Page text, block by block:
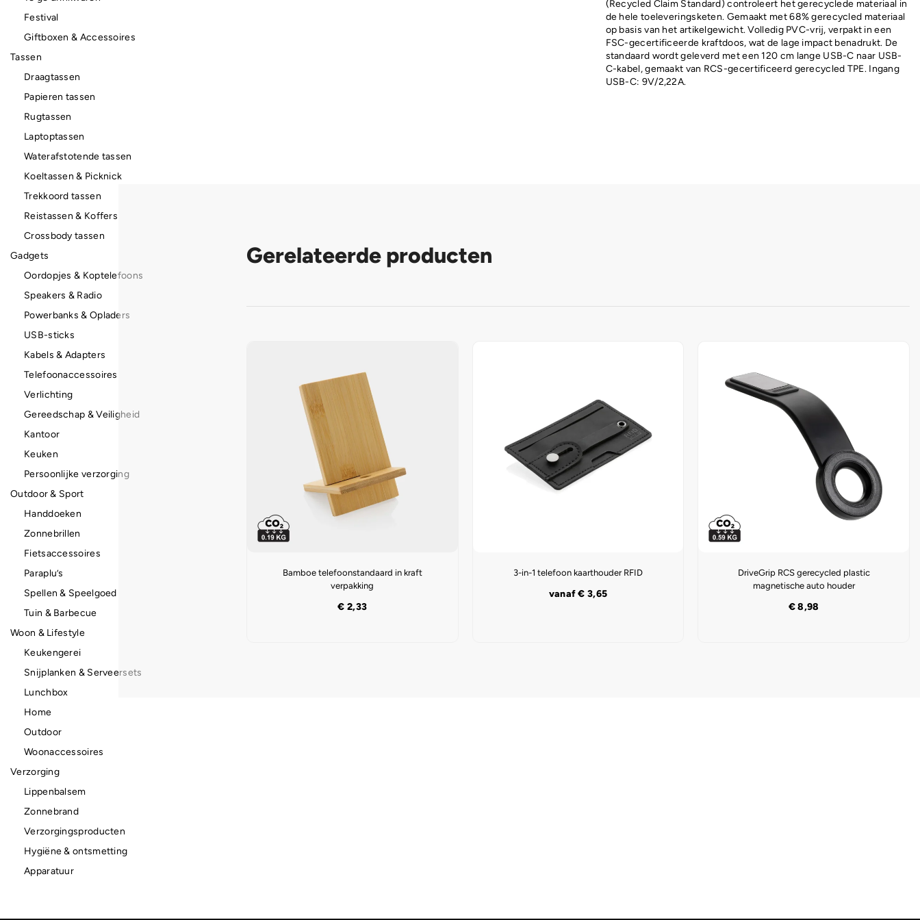
(Recycled Claim Standard) controleert het gerecyclede materiaal in
de hele toeleveringsketen. Gemaakt met 68% gerecycled materiaal
op basis van het artikelgewicht. Volledig PVC-vrij, verpakt in een
FSC-gecertificeerde kraftdoos, wat de lage impact benadrukt. De
standaard wordt geleverd met een 120 cm lange USB-C naar USB-
C-kabel, gemaakt van RCS-gecertificeerd gerecycled TPE. Ingang
USB-C: 9V/2,22A.
Gerelateerde producten
Bamboe telefoonstandaard in kraft
verpakking
€ 2,33
3-in-1 telefoon kaarthouder RFID
vanaf € 3,65
DriveGrip RCS gerecycled plastic
magnetische auto houder
€8,98
Festival
Giftboxen & Accessoires
Tassen
Draagtassen
Papieren tassen
Rugtassen
Laptoptassen
Waterafstotende tassen
Koeltassen & Picknick
Trekkoord tassen
Reistassen & Koffers
Crossbody tassen
Gadgets
Oordopjes & Koptelefoons
Speakers & Radio
Powerbanks & Opladers
USB-sticks
Kabels & Adapters
Telefoonaccessoires
Verlichting
Gereedschap & Veiligheid
Kantoor
Keuken
Persoonlijke verzorging
Outdoor & Sport
Handdoeken
Zonnebrillen
Fietsaccessoires
Paraplu’s
Spellen & Speelgoed
Tuin & Barbecue
Woon & Lifestyle
Keukengerei
Snijplanken & Serveersets
Lunchbox
Home
Outdoor
Woonaccessoires
Verzorging
Lippenbalsem
Zonnebrand
Verzorgingsproducten
Hygiëne & ontsmetting
Apparatuur